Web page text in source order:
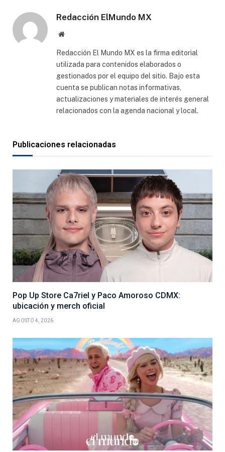
Redacción ElMundo MX
Sitio
Redacción El Mundo MX es la firma editorial
utilizada para contenidos elaborados o
gestionados por el equipo del sitio. Bajo esta
cuenta se publican notas informativas,
actualizaciones y materiales de interés general
relacionados con la agenda nacional y local.
Publicaciones relacionadas
Pop Up Store Ca7riel y Paco Amoroso CDMX:
ubicación y merch oficial
AGOSTO 4, 2026